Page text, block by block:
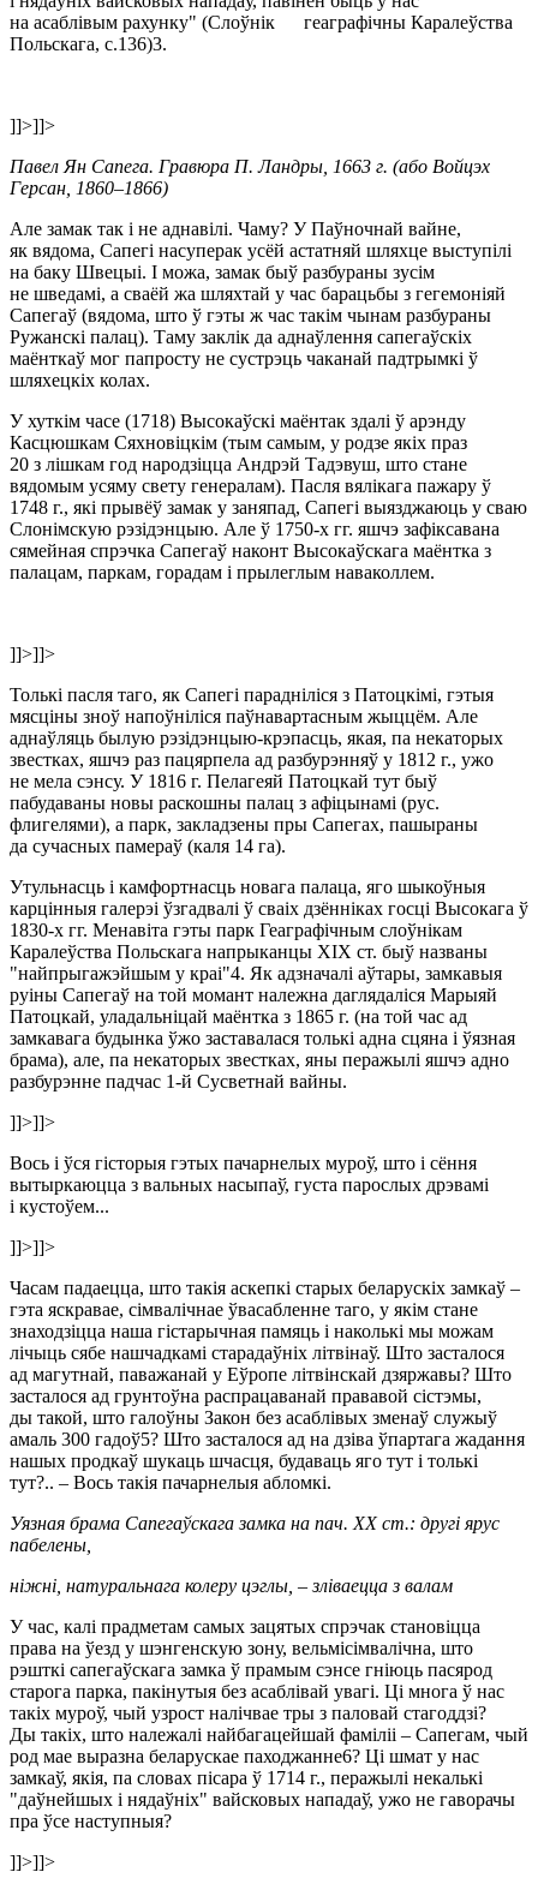
на асаблівым рахунку" (Слоўнік геаграфічны Каралеўства
Польскага, с.136)3.
]]>]]>
Павел Ян Сапега. Гравюра П. Ландры, 1663 г. (або Войцэх
Герсан, 1860–1866)
Але замак так і не аднавілі. Чаму? У Паўночнай вайне,
як вядома, Сапегі насуперак усёй астатняй шляхце выступілі
на баку Швецыі. І можа, замак быў разбураны зусім
не шведамі, а сваёй жа шляхтай у час барацьбы з гегемоніяй
Сапегаў (вядома, што ў гэты ж час такім чынам разбураны
Ружанскі палац). Таму заклік да аднаўлення сапегаўскіх
маёнткаў мог папросту не сустрэць чаканай падтрымкі ў
шляхецкіх колах.
У хуткім часе (1718) Высокаўскі маёнтак здалі ў арэнду
Касцюшкам Сяхновіцкім (тым самым, у родзе якіх праз
20 з лішкам год народзіцца Андрэй Тадэвуш, што стане
вядомым усяму свету генералам). Пасля вялікага пажару ў
1748 г., які прывёў замак у заняпад, Сапегі выязджаюць у сваю
Слонімскую рэзідэнцыю. Але ў 1750-х гг. яшчэ зафіксавана
сямейная спрэчка Сапегаў наконт Высокаўскага маёнтка з
палацам, паркам, горадам i прылеглым наваколлем.
]]>]]>
Толькі пасля таго, як Сапегі парадніліся з Патоцкімі, гэтыя
мясціны зноў напоўніліся паўнавартасным жыццём. Але
аднаўляць былую рэзідэнцыю-крэпасць, якая, па некаторых
звестках, яшчэ раз пацярпела ад разбурэнняў у 1812 г., ужо
не мела сэнсу. У 1816 г. Пелагеяй Патоцкай тут быў
пабудаваны новы раскошны палац з афіцынамі (рус.
флигелями), а парк, закладзены пры Сапегах, пашыраны
да сучасных памераў (каля 14 га).
Утульнасць і камфортнасць новага палаца, яго шыкоўныя
карцінныя галерэі ўзгадвалі ў сваіх дзённіках госці Высокага ў
1830-х гг. Менавіта гэты парк Геаграфічным слоўнікам
Каралеўства Польскага напрыканцы XIX ст. быў названы
"найпрыгажэйшым у краі"4. Як адзначалі аўтары, замкавыя
руіны Сапегаў на той момант належна даглядаліся Марыяй
Патоцкай, уладальніцай маёнтка з 1865 г. (на той час ад
замкавага будынка ўжо заставалася толькi адна сцяна i ўязная
брама), але, па некаторых звестках, яны перажылі яшчэ адно
разбурэнне падчас 1-й Сусветнай вайны.
]]>]]>
Вось і ўся гісторыя гэтых пачарнелых муроў, што і сёння
вытыркаюцца з вальных насыпаў, густа парослых дрэвамі
і кустоўем...
]]>]]>
Часам падаецца, што такія аскепкі старых беларускіх замкаў –
гэта яскравае, сімвалічнае ўвасабленне таго, у якім стане
знаходзіцца наша гістарычная памяць і наколькі мы можам
лічыць сябе нашчадкамі старадаўніх літвінаў. Што засталося
ад магутнай, паважанай у Еўропе літвінскай дзяржавы? Што
засталося ад грунтоўна распрацаванай прававой сістэмы,
ды такой, што галоўны Закон без асаблівых зменаў служыў
амаль 300 гадоў5? Што засталося ад на дзіва ўпартага жадання
нашых продкаў шукаць шчасця, будаваць яго тут і толькі
тут?.. – Вось такія пачарнелыя абломкі.
Уязная брама Сапегаўскага замка на пач. ХХ ст.: другi ярус
пабелены,
нiжнi, натуральнага колеру цэглы, – злiваецца з валам
У час, калі прадметам самых зацятых спрэчак становіцца
права на ўезд у шэнгенскую зону, вельмісімвалічна, што
рэшткі сапегаўскага замка ў прамым сэнсе гніюць пасярод
старога парка, пакінутыя без асаблівай увагі. Ці многа ў нас
такіх муроў, чый узрост налічвае тры з паловай стагоддзі?
Ды такіх, што належалі найбагацейшай фаміліі – Сапегам, чый
род мае выразна беларускае паходжанне6? Ці шмат у нас
замкаў, якія, па словах пісара ў 1714 г., перажылі некалькі
"даўнейшых і нядаўніх" вайсковых нападаў, ужо не гаворачы
пра ўсе наступныя?
]]>]]>